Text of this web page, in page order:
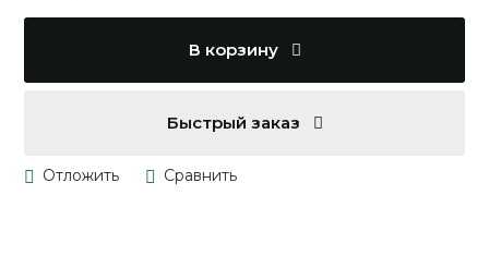
В корзину
Быстрый заказ